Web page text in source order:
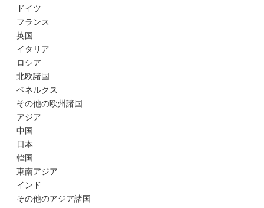
ドイツ
フランス
英国
イタリア
ロシア
北欧諸国
ベネルクス
その他の欧州諸国
アジア
中国
日本
韓国
東南アジア
インド
その他のアジア諸国